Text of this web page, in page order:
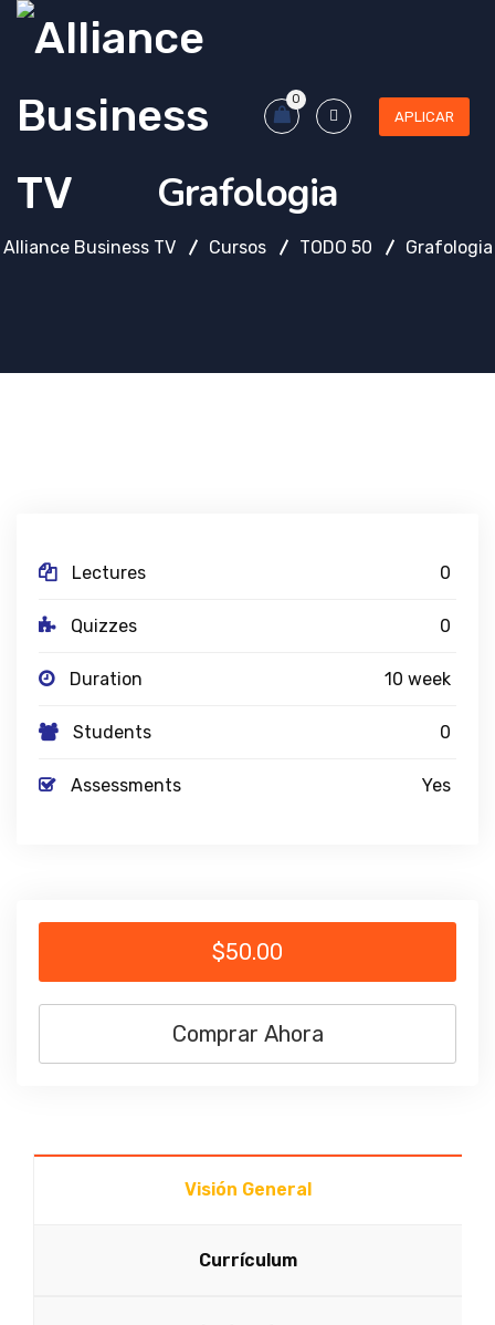
0
APLICAR
Grafologia
Alliance Business TV Cursos TODO 50 Grafologia
Visión General
Currículum
Lectures 0
Quizzes 0
Duration 10 week
Students 0
Assessments Yes
$50.00
Comprar Ahora